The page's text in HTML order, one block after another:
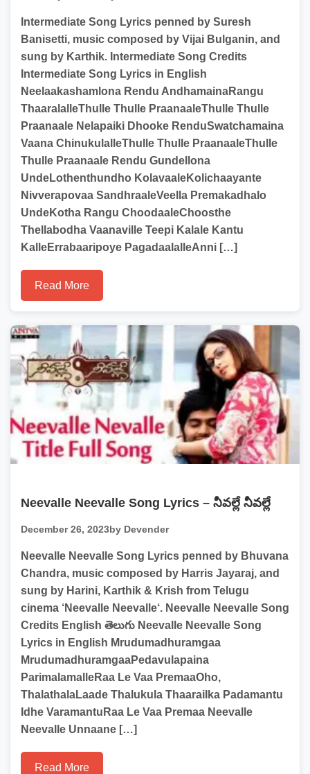
Intermediate Song Lyrics penned by Suresh
Banisetti, music composed by Vijai Bulganin, and
sung by Karthik. Intermediate Song Credits
Intermediate Song Lyrics in English
Neelaakashamlona Rendu AndhamainaRangu
ThaaralalleThulle Thulle PraanaaleThulle Thulle
Praanaale Nelapaiki Dhooke RenduSwatchamaina
Vaana ChinukulalleThulle Thulle PraanaaleThulle
Thulle Praanaale Rendu Gundellona
UndeLothenthundho KolavaaleKolichaayante
Nivverapovaa SandhraaleVeella Premakadhalo
UndeKotha Rangu ChoodaaleChoosthe
Thellabodha Vaanaville Teepi Kalale Kantu
KalleErrabaaripoye PagadaalalleAnni […]
Read More
Neevalle Neevalle Song Lyrics – నీవల్లే నీవల్లే
December 26, 2023by Devender
Neevalle Neevalle Song Lyrics penned by Bhuvana
Chandra, music composed by Harris Jayaraj, and
sung by Harini, Karthik & Krish from Telugu
cinema ‘Neevalle Neevalle‘. Neevalle Neevalle Song
Credits English తెలుగు Neevalle Neevalle Song
Lyrics in English Mrudumadhuramgaa
MrudumadhuramgaaPedavulapaina
ParimalamalleRaa Le Vaa PremaaOho,
ThalathalaLaade Thalukula ThaaraiIka Padamantu
Idhe VaramantuRaa Le Vaa Premaa Neevalle
Neevalle Unnaane […]
Read More